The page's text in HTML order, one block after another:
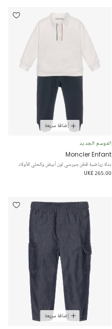
إضافة سريعة
الموسم الجديد
Moncler Enfant
بدلة رياضية قطن جيرسي لون أبيض وكحلي للأولاد
UK£ 265.00
إضافة سريعة